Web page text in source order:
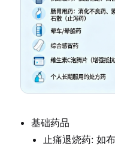
基础药品
止痛退烧药: 如